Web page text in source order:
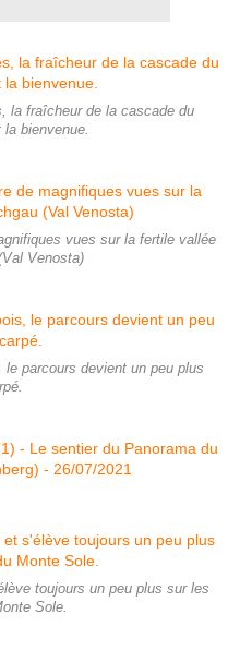
la fraîcheur de la cascade du
bienvenue.
vues sur la fertile vallée
Venosta)
parcours devient un peu plus
toujours un peu plus sur les
Sole.